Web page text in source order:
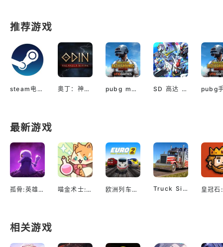
推荐游戏
steam电脑版下载 奥丁：神判（国际服） pubg mobile最新版本 SD 高达 G世代 永恒（国际服）
最新游戏
孤骨:英雄杀手 喵金术士:猫咪合并大亨 欧洲列车模拟2 Truck Simulator EVO: Drive USA
相关游戏